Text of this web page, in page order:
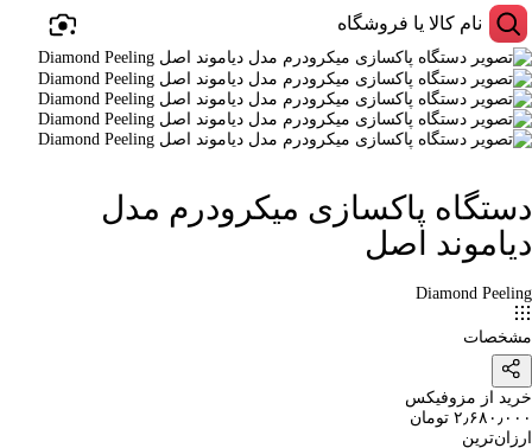
دستگاه پاکسازی میکرودرم مدل
دیاموند اصل
Diamond Peeling
مشخصات
خرید از مزوفیکس
۲٫۶۸۰٫۰۰۰ تومان
ارزان‌ترین